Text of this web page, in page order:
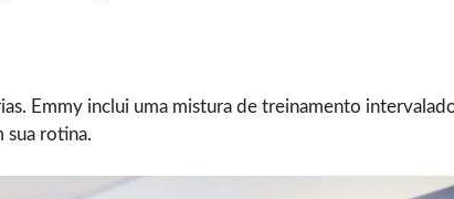
Emmy inclui uma mistura de treinamento
sua rotina.